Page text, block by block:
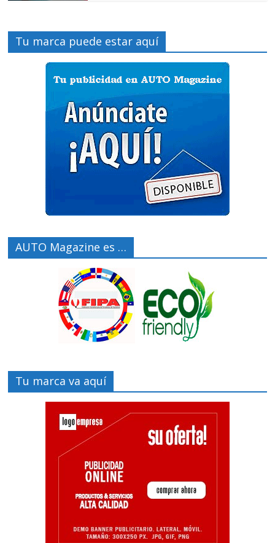
Tu marca puede estar aquí
AUTO Magazine es …
Tu marca va aquí